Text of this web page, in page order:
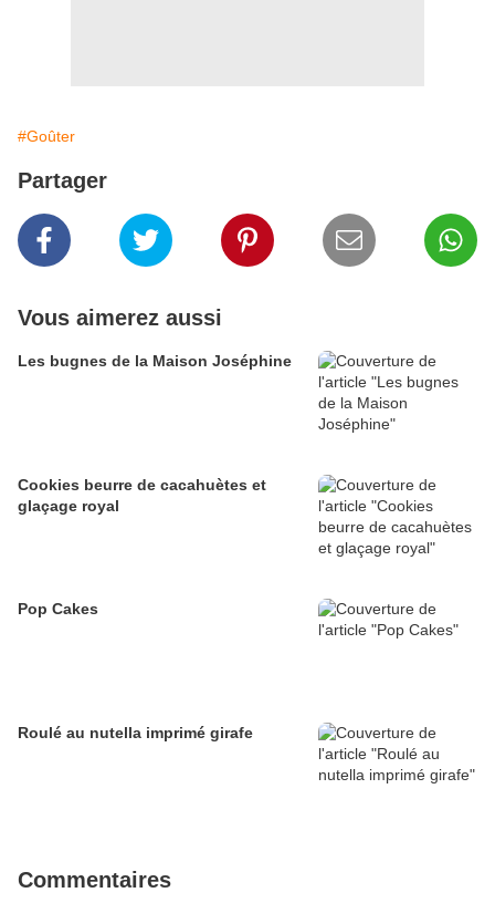
#Goûter
Partager
Vous aimerez aussi
Les bugnes de la Maison Joséphine
Cookies beurre de cacahuètes et
glaçage royal
Pop Cakes
Roulé au nutella imprimé girafe
Commentaires